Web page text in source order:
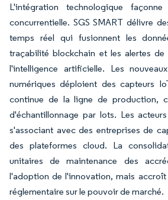
L'intégration technologique
concurrentielle. SGS SMART délivre
temps réel qui fusionnent les
traçabilité blockchain et les alertes de
l'intelligence artificielle. Les
numériques déploient des capteurs
continue de la ligne de production,
d'échantillonnage par lots. Les
s'associant avec des entreprises de
des plateformes cloud. La
unitaires de maintenance des
l'adoption de l'innovation, mais
réglementaire sur le pouvoir de marché.